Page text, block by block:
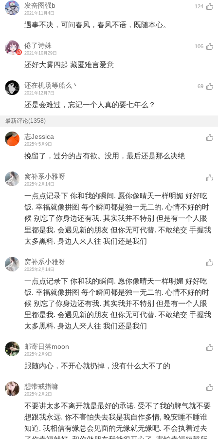
发奋图强b
2021年11月4日
124
遇事不决，可问春风，春风不语，既随本心。
倦了诗姝
2021年10月29日
106
还好大雾四起 藏匿难言爱意
还在机场等船么丶
2021年12月7日
69
还是会难过，忘记一个人真的要七年么？
最新评论(1358)
志Jessica
2025年5月9日
挽留了，过分的占有欲。没用，最后还是那么决绝
窝补系小雅呀
2025年2月14日
一点点记录下 你和我的瞬间. 愿你像晴天一样明媚 好好吃
饭. 幸福就像拼图 每个瞬间都是独一无二的. 心情不好的时
候 别忘了你身边还有我. 其实我并不特别 但是有一个人眼
里都是我. 会遇见新的朋友 但你无可代替. 不敢绝交 手握我
太多黑料. 身边人来人往 我们还是我们
窝补系小雅呀
2025年2月14日
一点点记录下 你和我的瞬间. 愿你像晴天一样明媚 好好吃
饭. 幸福就像拼图 每个瞬间都是独一无二的. 心情不好的时
候 别忘了你身边还有我. 其实我并不特别 但是有一个人眼
里都是我. 会遇见新的朋友 但你无可代替. 不敢绝交 手握我
太多黑料. 身边人来人往 我们还是我们
邮寄日落moon
2025年2月9日
跟随内心，不开心就扔掉，没有什么大不了的
想带戒指嘛
2025年2月2日
不要讲太多不离开就是最好的承诺. 受不了我的脾气就不要
想跟我永远. 你不害怕失去我是我自作多情, 晚安睡不睡谁
知道. 我相信有缘总会见面的无缘就无缘吧. 不会执着过去